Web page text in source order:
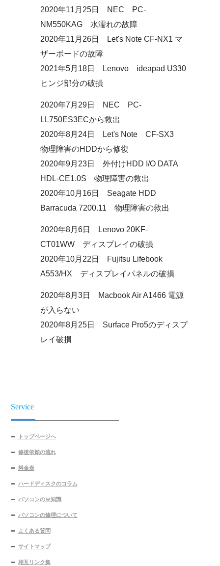
2020年11月25日 NEC PC-
NM550KAG 水濡れの故障
2020年11月26日 Let's Note CF-NX1 マ
ザーボードの故障
2021年5月18日 Lenovo ideapad U330
ヒンジ部分の破損
2020年7月29日 NEC PC-
LL750ES3ECから救出
2020年8月24日 Let's Note CF-SX3
物理障害のHDDから修復
2020年9月23日 外付けHDD I/O DATA
HDL-CE1.0S 物理障害の救出
2020年10月16日 Seagate HDD
Barracuda 7200.11 物理障害の救出
2020年8月6日 Lenovo 20KF-
CT01WW ディスプレイの破損
2020年10月22日 Fujitsu Lifebook
A553/HX ディスプレイパネルの破損
2020年8月3日 Macbook Air A1466 電源
が入らない
2020年8月25日 Surface Pro5のディスプ
レイ破損
Service
トップページへ
修復依頼の流れ
料金表
ハードディスクのコラム
パソコンの豆知識
パソコンの修理について
よくある質問
サイトマップ
相互リンク集